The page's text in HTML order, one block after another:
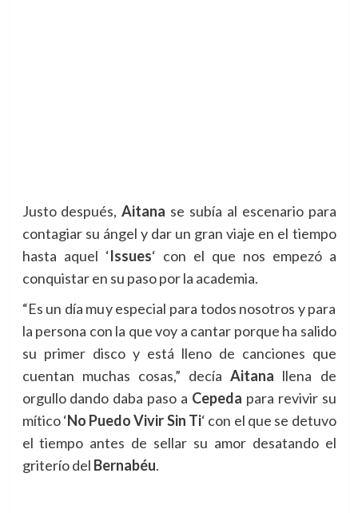
Justo después,Aitana se subía al escenario para
contagiar su ángel y dar un gran viaje en el tiempo
hasta aquel ‘Issues‘ con el que nos empezó a
conquistar en su paso por la academia.
“Es un día muy especial para todos nosotros y para
la persona con la que voy a cantar porque ha salido
su primer disco y está lleno de canciones que
cuentan muchas cosas,” decíaAitana llena de
orgullo dando daba paso a Cepeda para revivir su
mítico‘No Puedo Vivir Sin Ti‘ con el que se detuvo
el tiempo antes de sellar su amor desatando el
griterío del Bernabéu.